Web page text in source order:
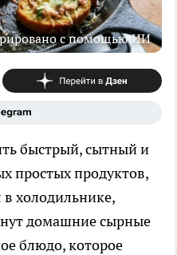
с помощью ИИ
быстрый, сытный и
простых продуктов,
в холодильнике,
домашние сырные
блюдо, которое